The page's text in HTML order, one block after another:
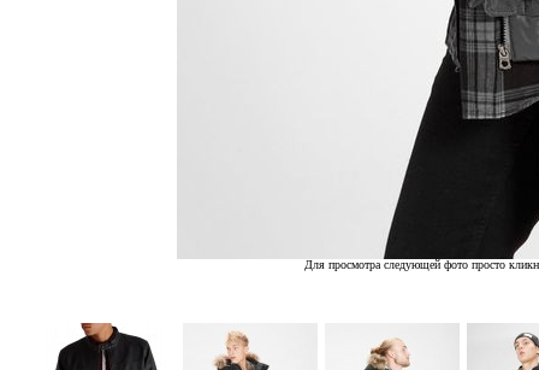
Для просмотра следующей фото просто